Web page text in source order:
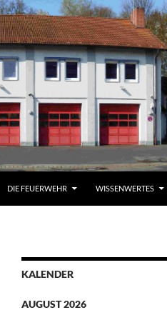
DIE FEUERWEHR WISSENWERTES
KALENDER
AUGUST 2026